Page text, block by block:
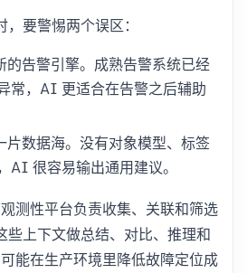
要警惕两个误区：
告警引擎。成熟告警系统已经
常，AI 更适合在告警之后辅助
数据海。没有对象模型、标签
AI 很容易输出通用建议。
测性平台负责收集、关联和筛选
上下文做总结、对比、推理和
能在生产环境里降低故障定位成